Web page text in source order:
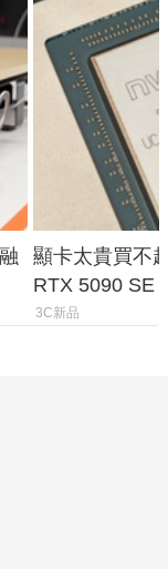
顯卡太貴買不
RTX 5090 SE
體
3C新品